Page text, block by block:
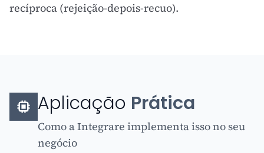
recíproca (rejeição-depois-recuo).
Aplicação Prática
Como a Integrare implementa isso no seu
negócio